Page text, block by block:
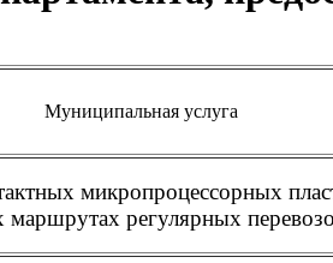
Муниципальная услуга
микропроцессорных
регулярных